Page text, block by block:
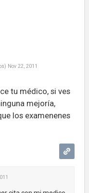
Nov 22, 2011
tu médico, si ves
mejoría,
los examenenes